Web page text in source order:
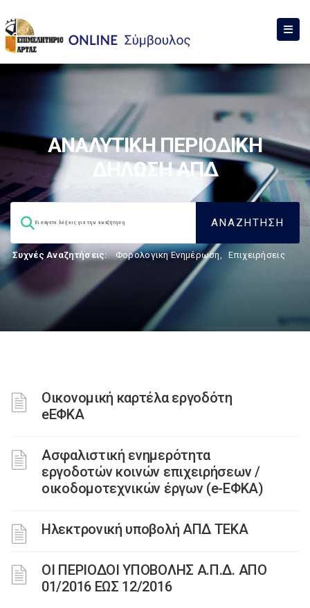
ΑΝΑΛΥΤΙΚΗ ΠΕΡΙΟΔΙΚΗ
ΔΗΛΩΣΗ ΑΠΔ
Συχνές Αναζητήσεις: Φορολογικη Ενημέρωση, Επιχειρήσεις
Οικονομική καρτέλα εργοδότη
eΕΦΚΑ
Ασφαλιστική ενημερότητα
εργοδοτών κοινών επιχειρήσεων /
οικοδομοτεχνικών έργων (e-ΕΦΚΑ)
Ηλεκτρονική υποβολή ΑΠΔ ΤΕΚΑ
ΟΙ ΠΕΡΙΟΔΟΙ ΥΠΟΒΟΛΗΣ Α.Π.Δ. ΑΠΟ
01/2016 ΕΩΣ 12/2016